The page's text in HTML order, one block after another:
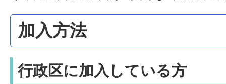
加入方法
行政区に加入している方